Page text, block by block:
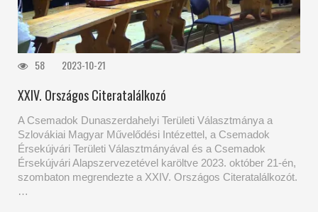
58 2023-10-21
XXIV. Országos Citeratalálkozó
A Csemadok Dunaszerdahelyi Területi Választmánya a
Szlovákiai Magyar Művelődési Intézettel, a Csemadok
Érsekújvári Területi Választmányával és a Csemadok
Érsekújvári Alapszervezetével karöltve 2023. október 21-én,
szombaton megrendezte a XXIV. Országos Citeratalálkozót.
…